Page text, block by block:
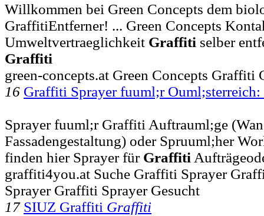
Willkommen bei Green Concepts dem
GraffitiEntferner! ... Green Concepts
Umweltvertraeglichkeit Graffiti selber
Graffiti
green-concepts.at Green Concepts Graffiti
16 Graffiti Sprayer fuuml;r Ouml;sterreich:
Sprayer fuuml;r Graffiti Auftrauml;ge
Fassadengestaltung) oder Spruuml;her
finden hier Sprayer für Graffiti
graffiti4you.at Suche Graffiti Sprayer
Sprayer Graffiti Sprayer Gesucht
17 SIUZ Graffiti Graffiti